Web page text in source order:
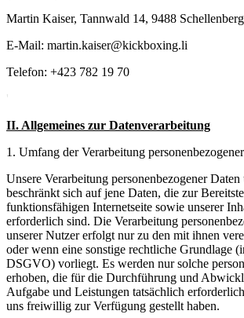
Martin Kaiser, Tannwald 14, 9488 Schellenberg
E-Mail: martin.kaiser@kickboxing.li
Telefon: +423 782 19 70
'
II. Allgemeines zur Datenverarbeitung
1. Umfang der Verarbeitung
Unsere Verarbeitung personenbezogener
beschränkt sich auf jene Daten, die zur
funktionsfähigen Internetseite sowie unserer
erforderlich sind. Die Verarbeitung
unserer Nutzer erfolgt nur zu den mit ihnen
oder wenn eine sonstige rechtliche Grundlage
DSGVO) vorliegt. Es werden nur solche
erhoben, die für die Durchführung und
Aufgabe und Leistungen tatsächlich
uns freiwillig zur Verfügung gestellt haben.